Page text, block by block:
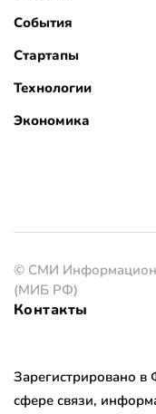
События
Стартапы
Технологии
Экономика
© СМИ
(МИБ РФ)
Контакты
Зарегистрировано
сфере связи,